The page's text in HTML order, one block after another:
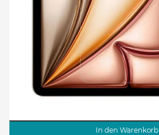
In den Warenkorb